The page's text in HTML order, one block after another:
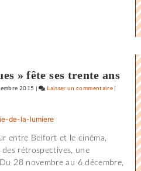
» fête ses trente ans
2015 | Laisser un commentaire on
|
entre Belfort et le cinéma,
rétrospectives, une
28 novembre au 6 décembre,